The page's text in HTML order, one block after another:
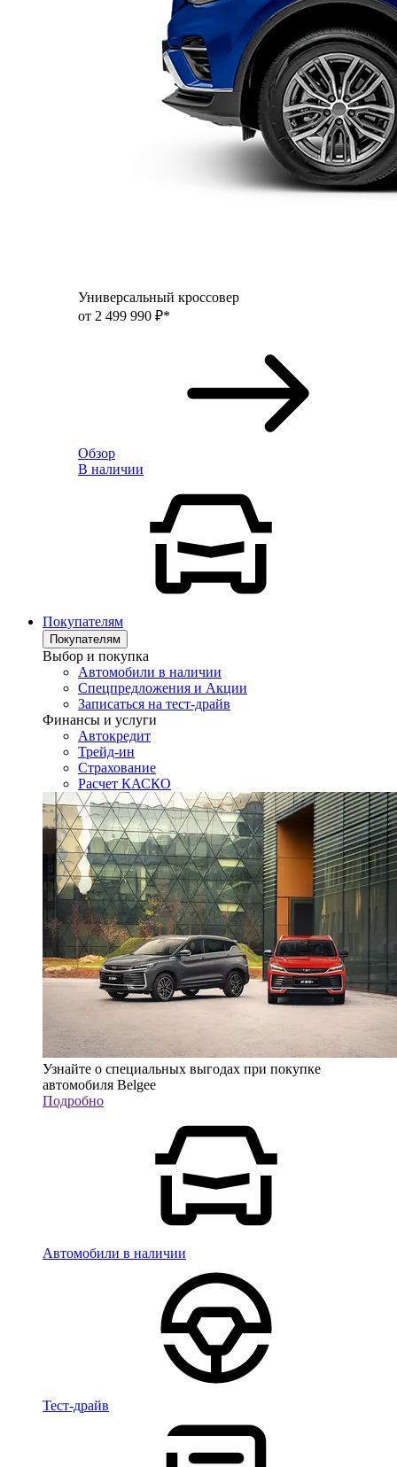
Универсальный кроссовер
от 2 499 990 ₽*
Обзор
В наличии
Покупателям
Покупателям
Выбор и покупка
Автомобили в наличии
Спецпредложения и Акции
Записаться на тест-драйв
Финансы и услуги
Автокредит
Трейд-ин
Страхование
Расчет КАСКО
Узнайте о специальных выгодах при покупке
автомобиля Belgee
Подробно
Автомобили в наличии
Тест-драйв